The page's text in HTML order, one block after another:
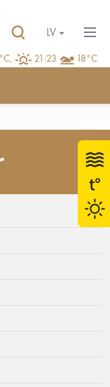
21:23 18°C
LV